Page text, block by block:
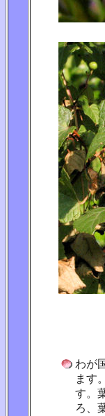
わが
ます
す。
ろ、